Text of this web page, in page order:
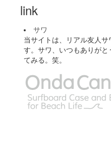
link
サワ
当サイトは、リアル友人
す。サワ、いつもありがと
てみる。笑。